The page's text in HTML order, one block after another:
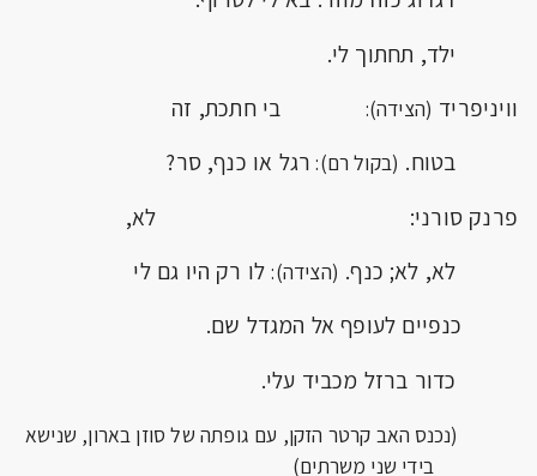
ילד, תחתוך לי.
וויניפריד (הצידה):
בי חתכת, זה
בטוח. (בקול רם): רגל או כנף, סר?
פרנק סורני: לא,
לא, לא; כנף. (הצידה):לו רק היו גם לי
כנפיים לעופף אל המגדל שם.
כדור ברזל מכביד עלי.
(נכנס האב קרטר הזקן, עם גופתה של סוזן בארון, שנישא
בידי שני משרתים)